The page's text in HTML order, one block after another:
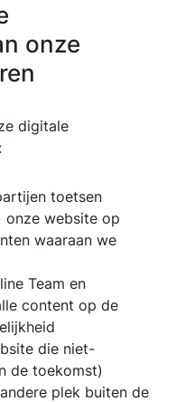
onze
digitale
toetsen
onze website op
waaraan we
Team en
content op de
die niet-
de toekomst)
plek buiten de